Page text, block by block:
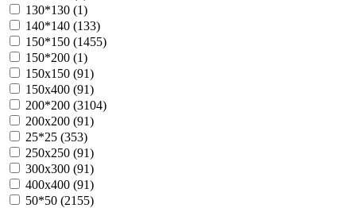
130*130 (1)
140*140 (133)
150*150 (1455)
150*200 (1)
150х150 (91)
150х400 (91)
200*200 (3104)
200х200 (91)
25*25 (353)
250х250 (91)
300х300 (91)
400х400 (91)
50*50 (2155)